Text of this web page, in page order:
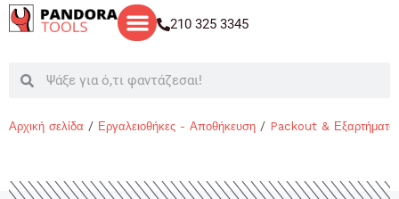
Μετάβαση
στο
210 325 3345
SearchSearch
Αρχική σελίδα / Εργαλειοθήκες - Αποθήκευση / Packout & Εξαρτήματα